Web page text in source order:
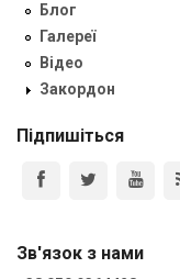
Блог
Галереї
Відео
Закордон
Підпишіться
Зв'язок з нами